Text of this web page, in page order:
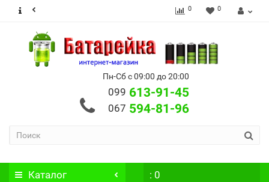
0 0
Пн-Сб с 09:00 до 20:00
099 613-91-45
067 594-81-96
Каталог : 0